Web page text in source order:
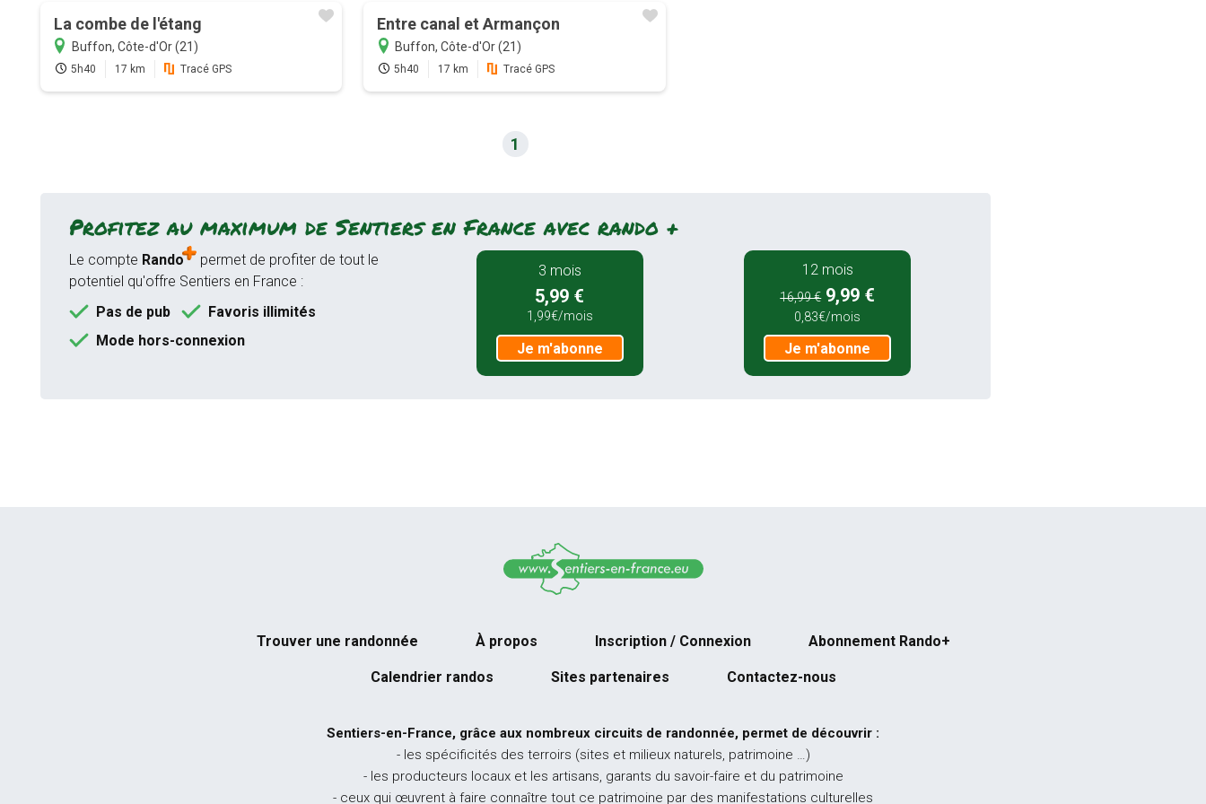
La combe de l'étang
Buffon, Côte-d'Or (21)
5h40 17 km Tracé GPS
Entre canal et Armançon
Buffon, Côte-d'Or (21)
5h40 17 km Tracé GPS
1
Profitez au maximum de Sentiers en France avec rando +
Le compte Rando
permet de profiter de tout le
potentiel qu'offre Sentiers en France :
Pas de pub
Favoris illimités
Mode hors-connexion
3 mois
5,99 €
1,99€/mois
Je m'abonne
12 mois
16,99 €9,99 €
0,83€/mois
Je m'abonne
Trouver une randonnée À propos Inscription / Connexion Abonnement Rando+
Calendrier randos Sites partenaires Contactez-nous
Sentiers-en-France, grâce aux nombreux circuits de randonnée, permet de découvrir :
- les spécificités des terroirs (sites et milieux naturels, patrimoine …)
- les producteurs locaux et les artisans, garants du savoir-faire et du patrimoine
- ceux qui œuvrent à faire connaître tout ce patrimoine par des manifestations culturelles